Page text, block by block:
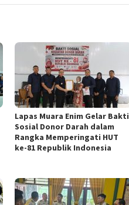
Lapas Muara Enim Gelar Bakti
Sosial Donor Darah dalam
Rangka Memperingati HUT
ke-81 Republik Indonesia